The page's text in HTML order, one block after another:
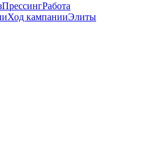
ПрессингРабота
Ход кампанииЭлиты